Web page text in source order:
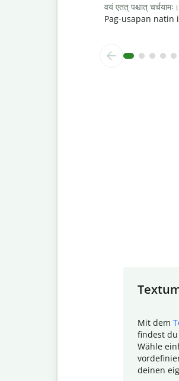
वयं एतत् पश्चात् चर्चयामः।
Pag-usapan natin
Mit dem
findest
Wähle
deinen